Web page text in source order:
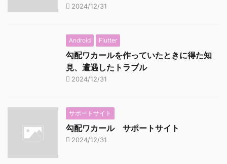
2024/12/31
Android Flutter
勾配ワカールを作っていたときに得た知
見、遭遇したトラブル
2024/12/31
サポートサイト
勾配ワカール サポートサイト
2024/12/31